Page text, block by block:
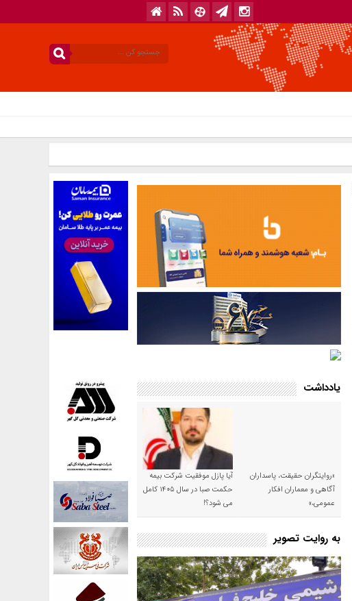
یادداشت
«روایتگران حقیقت، پاسداران
آگاهی و معماران افکار
عمومی،»
آیا پازل موفقیت شرکت بیمه
حکمت صبا در سال ۱۴۰۵ کامل
می شود؟!
به روایت تصویر